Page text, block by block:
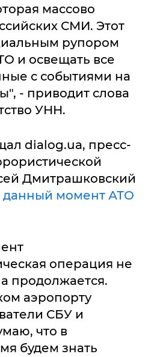
массово
СМИ. Этот
рупором
и освещать все
с событиями на
- приводит слова
УНН.
dialog.ua, пресс-
Дмитрашковский
данный момент АТО
операция не
продолжается.
аэропорту
СБУ и
что в
будем знать